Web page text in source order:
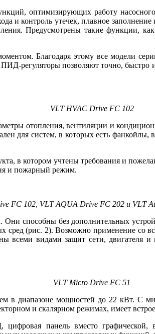
оптимизирующих работу
и контроль утечек, плавное
Предусмот­рены такие функции,
Благодаря этому все модели
позволяют точно, быстро и
VLT HVAC Drive FC 102
отопления, вентиляции и
для систем, в которых есть
в котором учтены требования и
и пожарный режим.
FC 102, VLT AQUA Drive FC 202 и VLT
Они способны без дополнительных
сред (рис. 2). Возможно применение со
видами защит сети, двигателя и
VLT Micro Drive FC 51
в диапазоне мощностей до 22 кВт. С
и скалярном режимах, имеет
панель вместо